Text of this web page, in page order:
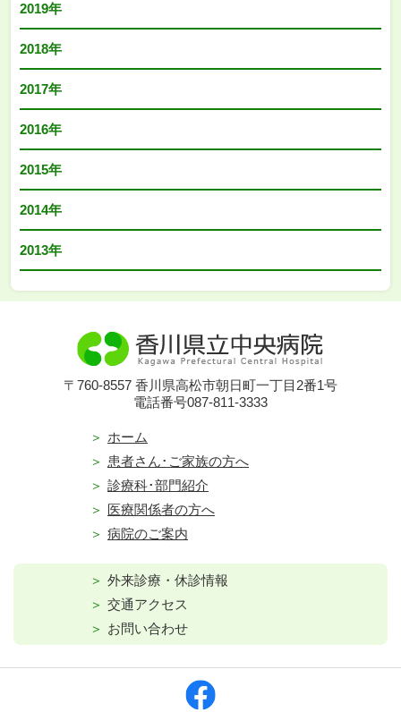
2019年
2018年
2017年
2016年
2015年
2014年
2013年
〒760-8557 香川県高松市朝日町一丁目2番1号
電話番号087-811-3333
ホーム
患者さん･ご家族の方へ
診療科･部門紹介
医療関係者の方へ
病院のご案内
外来診療・休診情報
交通アクセス
お問い合わせ